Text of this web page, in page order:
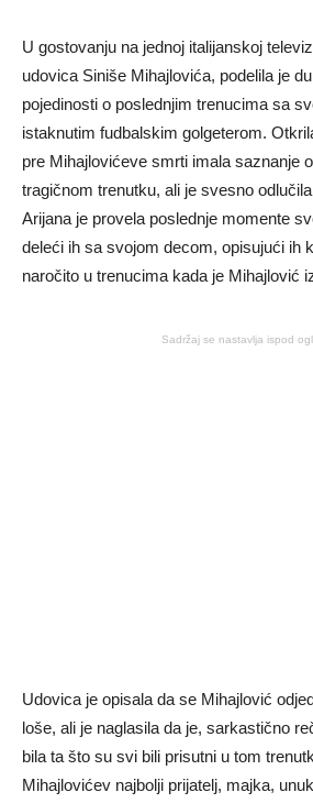
U gostovanju na jednoj italijanskoj
udovica Siniše Mihajlovića, podelila je
pojedinosti o poslednjim trenucima sa
istaknutim fudbalskim golgeterom.
pre Mihajlovićeve smrti imala saznanje
tragičnom trenutku, ali je svesno
Arijana je provela poslednje momente
deleći ih sa svojom decom, opisujući ih
naročito u trenucima kada je Mihajlović
Sadržaj se nastavlja ispod
Udovica je opisala da se Mihajlović
loše, ali je naglasila da je, sarkastično
bila ta što su svi bili prisutni u tom
Mihajlovićev najbolji prijatelj, majka,